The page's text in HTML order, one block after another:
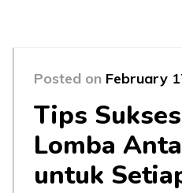
Posted on February
Tips
Lomba
untuk